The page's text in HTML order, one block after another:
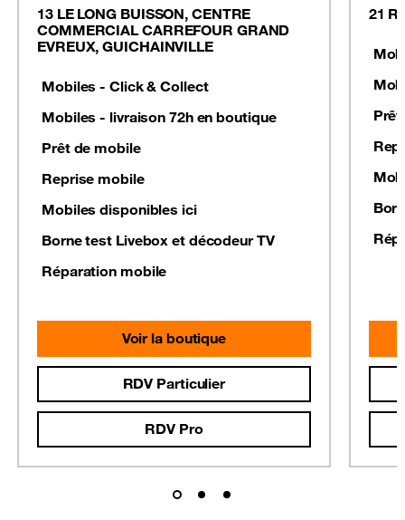
13 LE LONG BUISSON, CENTRE
COMMERCIAL CARREFOUR GRAND
EVREUX, GUICHAINVILLE
Mobiles - Click & Collect
Mobiles - livraison 72h en boutique
Prêt de mobile
Reprise mobile
Mobiles disponibles ici
Borne test Livebox et décodeur TV
Réparation mobile
Voir la boutique
RDV Particulier
RDV Pro
21